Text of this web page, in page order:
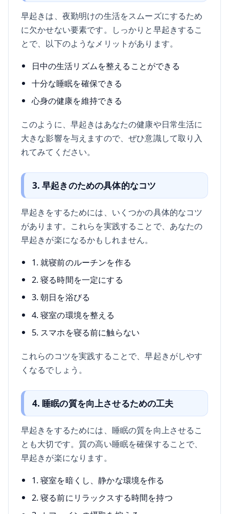
早起きは、夜勤明けの生活をスムーズにするため
に欠かせない要素です。しっかりと早起きするこ
とで、以下のようなメリットがあります。
日中の生活リズムを整えることができる
十分な睡眠を確保できる
心身の健康を維持できる
このように、早起きはあなたの健康や日常生活に
大きな影響を与えますので、ぜひ意識して取り入
れてみてください。
3. 早起きのための具体的なコツ
早起きをするためには、いくつかの具体的なコツ
があります。これらを実践することで、あなたの
早起きが楽になるかもしれません。
1. 就寝前のルーチンを作る
2. 寝る時間を一定にする
3. 朝日を浴びる
4. 寝室の環境を整える
5. スマホを寝る前に触らない
これらのコツを実践することで、早起きがしやす
くなるでしょう。
4. 睡眠の質を向上させるための工夫
早起きをするためには、睡眠の質を向上させるこ
とも大切です。質の高い睡眠を確保することで、
早起きが楽になります。
1. 寝室を暗くし、静かな環境を作る
2. 寝る前にリラックスする時間を持つ